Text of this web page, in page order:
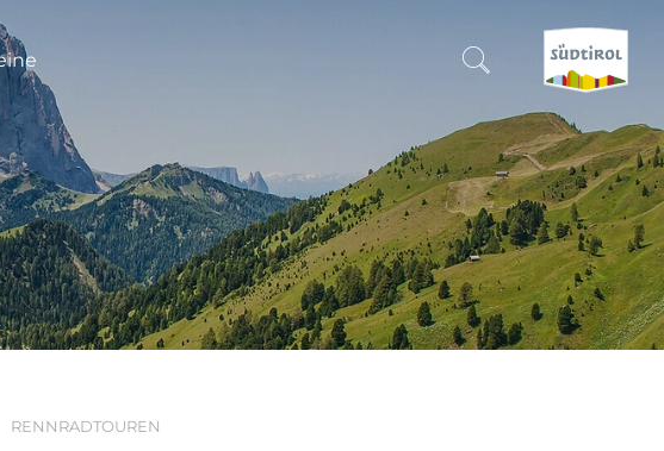
SUCHEN & BUCHEN
ENTDECKE SÜDTIROL
WANN?
-
RENNRADTOUREN